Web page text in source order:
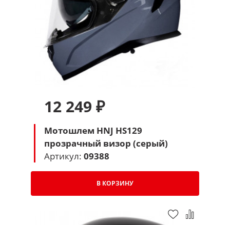
12 249 ₽
Мотошлем HNJ HS129
прозрачный визор (серый)
Артикул: 09388
В КОРЗИНУ